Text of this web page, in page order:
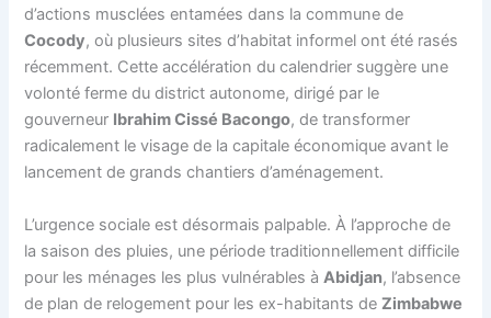
d’actions musclées entamées dans la commune de
Cocody, où plusieurs sites d’habitat informel ont été rasés
récemment. Cette accélération du calendrier suggère une
volonté ferme du district autonome, dirigé par le
gouverneur Ibrahim Cissé Bacongo, de transformer
radicalement le visage de la capitale économique avant le
lancement de grands chantiers d’aménagement.
L’urgence sociale est désormais palpable. À l’approche de
la saison des pluies, une période traditionnellement difficile
pour les ménages les plus vulnérables à Abidjan, l’absence
de plan de relogement pour les ex-habitants deZimbabwe